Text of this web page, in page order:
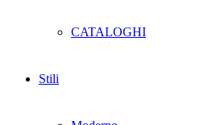
CATALOGHI
Stili